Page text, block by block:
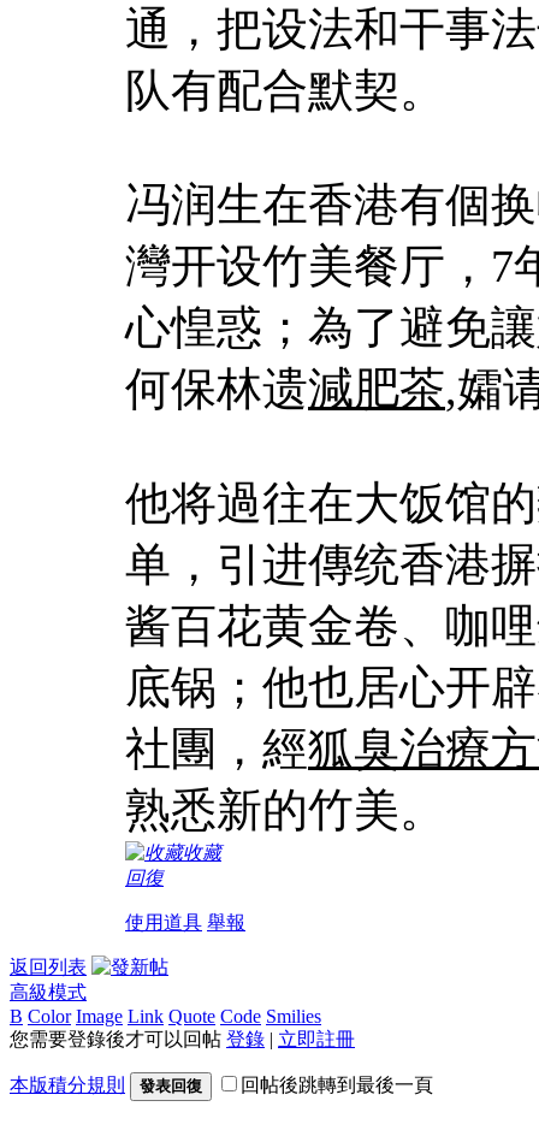
通，把设法和干事
队有配合默契。
冯润生在香港有個
灣开设竹美餐厅，7
心惶惑；為了避免
何保林遗減肥茶,孀
他将過往在大饭馆
单，引进傳统香港
酱百花黄金卷、咖
底锅；他也居心开
社團，經狐臭治療
熟悉新的竹美。
收藏
回復
使用道具 舉報
返回列表
高級模式
B Color Image Link Quote Code Smilies
您需要登錄後才可以回帖 登錄 | 立即註冊
本版積分規則 發表回復 回帖後跳轉到最後一頁